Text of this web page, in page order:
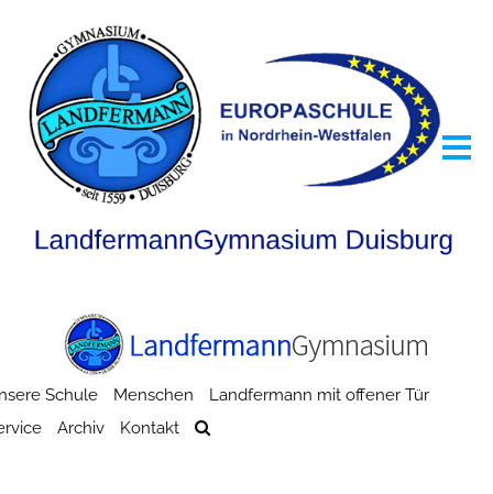
Schule Menschen
Landfermann mit offener Tür
Archiv Kontakt